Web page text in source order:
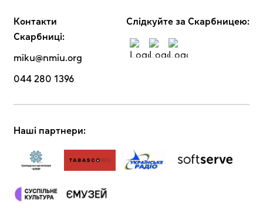
Контакти
Скарбниці:
miku@nmiu.org
044 280 1396
Cлідкуйте за Скарбницею:
Наші партнери: